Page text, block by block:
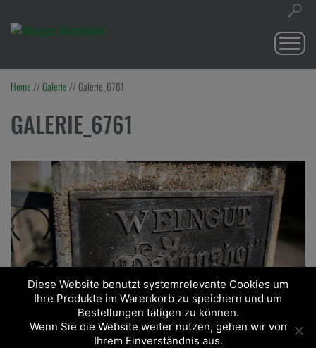
Home//Galerie// Galerie_6761
GALERIE_6761
Diese Website benutzt systemrelevante Cookies um
Ihre Produkte im Warenkorb zu speichern und um
Bestellungen tätigen zu können.
Wenn Sie die Website weiter nutzen, gehen wir von
Ihrem Einverständnis aus.